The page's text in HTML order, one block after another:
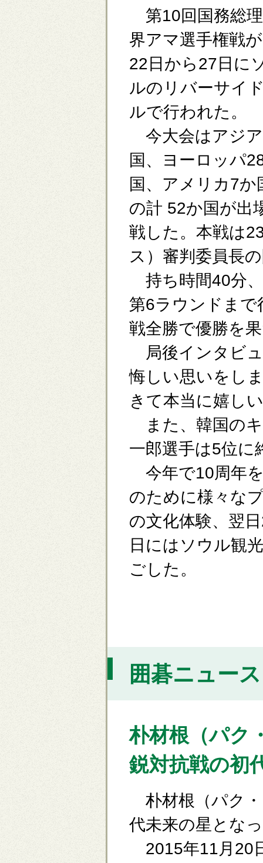
第10回国務総
界アマ選手権戦
22日から27日に
ルのリバーサイ
ルで行われた。
今大会はアジ
国、ヨーロッパ
国、アメリカ7
の計 52か国が出
戦した。本戦は
ス）審判委員長
持ち時間40分
第6ラウンドまで
戦全勝で優勝を
局後インタビ
悔しい思いをし
きて本当に嬉し
また、韓国の
一郎選手は5位に
今年で10周年
のために様々な
の文化体験、翌
日にはソウル観
ごした。
囲碁ニュー
朴材根（パク
鋭対抗戦の初
朴材根（パク
代未来の星とな
2015年11月20